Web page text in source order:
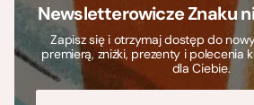
Newsletterowicze Znaku
Zapisz się i otrzymaj dostęp do
premierą, zniżki, prezenty i polecenia
dla Ciebie.